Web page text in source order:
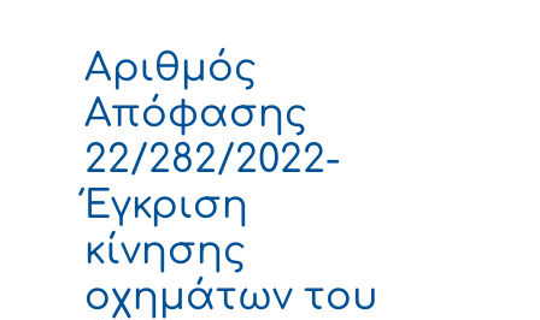
Αριθμός
Απόφασης
22/282/2022-
Έγκριση
κίνησης
οχημάτων του